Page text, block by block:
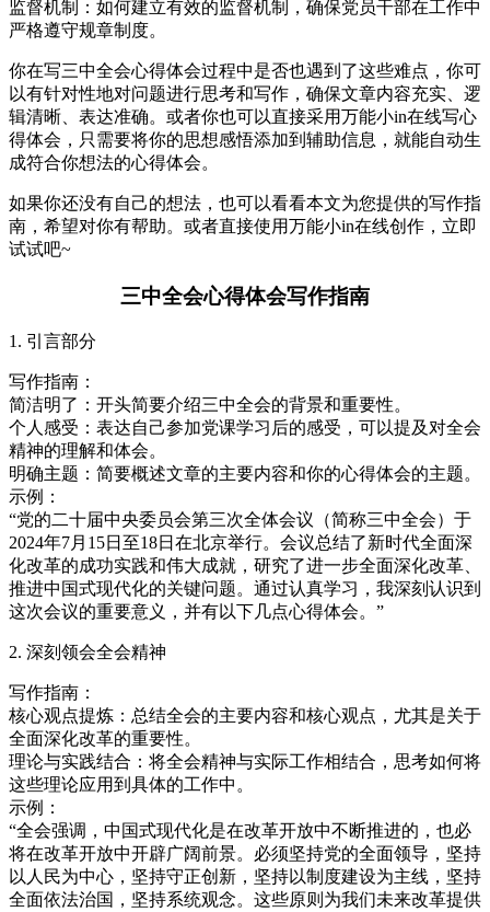
监督机制：如何建立有效的监督机制，确保党员干部在工作中
严格遵守规章制度。
你在写三中全会心得体会过程中是否也遇到了这些难点，你可
以有针对性地对问题进行思考和写作，确保文章内容充实、逻
辑清晰、表达准确。或者你也可以直接采用万能小in在线写心
得体会，只需要将你的思想感悟添加到辅助信息，就能自动生
成符合你想法的心得体会。
如果你还没有自己的想法，也可以看看本文为您提供的写作指
南，希望对你有帮助。或者直接使用万能小in在线创作，立即
试试吧~
三中全会心得体会写作指南
1. 引言部分
写作指南：
简洁明了：开头简要介绍三中全会的背景和重要性。
个人感受：表达自己参加党课学习后的感受，可以提及对全会
精神的理解和体会。
明确主题：简要概述文章的主要内容和你的心得体会的主题。
示例：
“党的二十届中央委员会第三次全体会议（简称三中全会）于
2024年7月15日至18日在北京举行。会议总结了新时代全面深
化改革的成功实践和伟大成就，研究了进一步全面深化改革、
推进中国式现代化的关键问题。通过认真学习，我深刻认识到
这次会议的重要意义，并有以下几点心得体会。”
2. 深刻领会全会精神
写作指南：
核心观点提炼：总结全会的主要内容和核心观点，尤其是关于
全面深化改革的重要性。
理论与实践结合：将全会精神与实际工作相结合，思考如何将
这些理论应用到具体的工作中。
示例：
“全会强调，中国式现代化是在改革开放中不断推进的，也必
将在改革开放中开辟广阔前景。必须坚持党的全面领导，坚持
以人民为中心，坚持守正创新，坚持以制度建设为主线，坚持
全面依法治国，坚持系统观念。这些原则为我们未来改革提供